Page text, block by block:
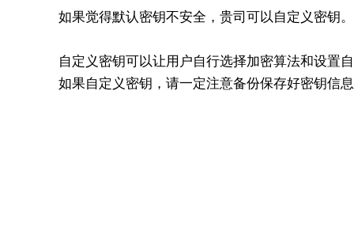
如果觉得默认密钥不安全，贵司可以自定义密钥。
自定义密钥可以让用户自行选择加密算法和设置
如果自定义密钥，请一定注意备份保存好密钥信